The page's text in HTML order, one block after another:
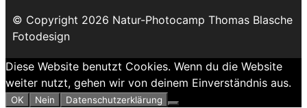
© Copyright 2026 Natur-Photocamp Thomas Blasche
Fotodesign
Diese Website benutzt Cookies. Wenn du die Website
weiter nutzt, gehen wir von deinem Einverständnis aus.
OK Nein Datenschutzerklärung